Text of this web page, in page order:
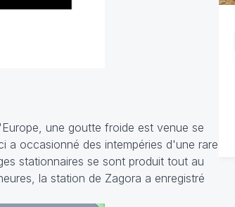
une goutte froide est venue se
a occasionné des intempéries d'une rare
stationnaires se sont produit tout au
la station de Zagora a enregistré